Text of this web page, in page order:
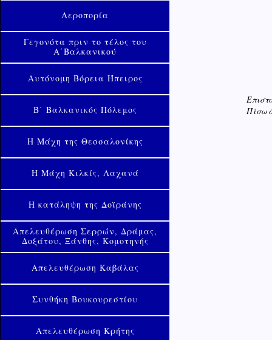
Αεροπορία
Γεγονότα πριν το τέλος του
Α΄Βαλκανικού
Αυτόνομη Βόρεια Ήπειρος
Β΄ Βαλκανικός Πόλεμος
Η Μάχη της Θεσσαλονίκης
Η Μάχη Κιλκίς, Λαχανά
Η κατάληψη της Δοϊράνης
Απελευθέρωση Σερρών, Δράμας,
Δοξάτου, Ξάνθης, Κομοτηνής
Απελευθέρωση Καβάλας
Συνθήκη Βουκουρεστίου
Απελευθέρωση Κρήτης
Πίσω